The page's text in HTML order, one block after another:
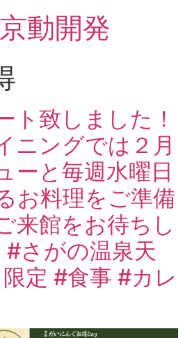
動開発
ト致しました！
ニングでは２月
ーと毎週水曜日
お料理をご準備
来館をお待ちし
さがの温泉天
定 #食事 #カレ